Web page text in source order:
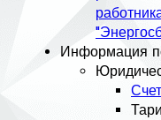
Информация